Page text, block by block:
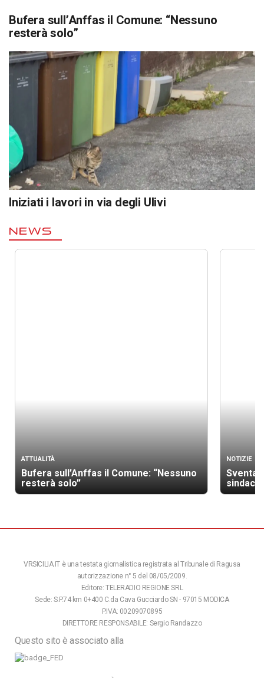
Bufera sull’Anffas il Comune: “Nessuno
resterà solo”
Iniziati i lavori in via degli Ulivi
NEWS
ATTUALITÀ
Bufera sull’Anffas il Comune: “Nessuno
resterà solo”
NOTIZIE
VRSICILIA.IT è una testata giornalistica registrata al Tribunale di Ragusa
autorizzazione n° 5 del 08/05/2009.
Editore: TELERADIO REGIONE SRL
Sede: S.P.74 km 0+400 C.da Cava Gucciardo SN - 97015 MODICA
P.IVA: 00209070895
DIRETTORE RESPONSABILE: Sergio Randazzo
Questo sito è associato alla